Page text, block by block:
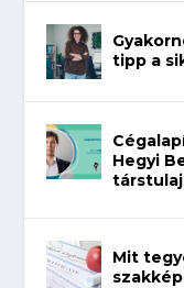
tipp a
Hegyi
Mit